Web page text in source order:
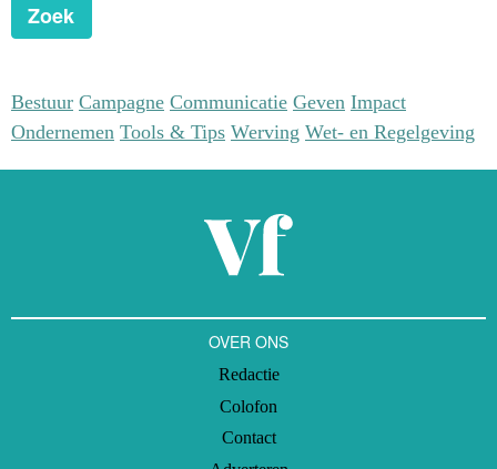
Zoek
Bestuur Campagne Communicatie Geven Impact
Ondernemen Tools & Tips Werving Wet- en Regelgeving
OVER ONS
Redactie
Colofon
Contact